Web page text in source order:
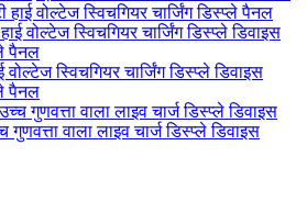
वोल्टेज स्विचगियर चार्जिंग डिस्प्ले पैनल
स्विचगियर चार्जिंग डिस्प्ले डिवाइस
पैनल
वाला लाइव चार्ज डिस्प्ले डिवाइस